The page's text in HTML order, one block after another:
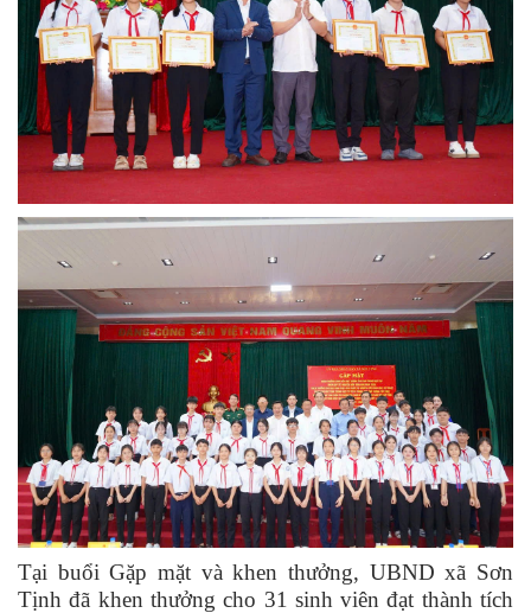
Tại buổi Gặp mặt và khen thưởng, UBND xã Sơn
Tịnh đã khen thưởng cho 31 sinh viên đạt thành tích